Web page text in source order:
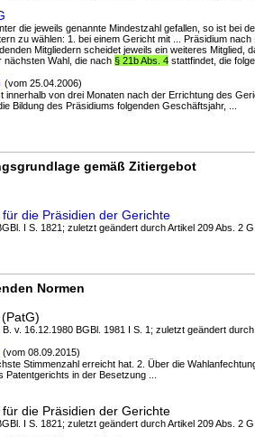
die jeweils genannte Mindestzahl gefallen, so ist bei
zu wählen: 1. bei einem Gericht mit ... Präsidium
Mitgliedern scheidet jeweils ein weiteres
nächsten Wahl, die nach § 21b Abs. 4 stattfindet, die
(vom 25.04.2006)
innerhalb von drei Monaten nach der Errichtung des
Bildung des Präsidiums folgenden Geschäftsjahr, ...
gemäß Zitiergebot
die Präsidien der Gerichte
I S. 1821; zuletzt geändert durch Artikel 209 Abs. 2
Normen
v. 16.12.1980 BGBl. 1981 I S. 1; zuletzt geändert
(vom 08.09.2015)
Stimmenzahl erreicht hat. 2. Über die
Patentgerichts in der Besetzung ...
die Präsidien der Gerichte
I S. 1821; zuletzt geändert durch Artikel 209 Abs. 2